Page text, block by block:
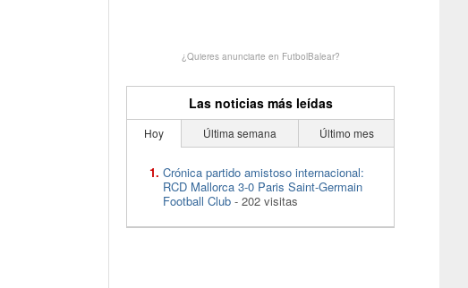
¿Quieres anunciarte en FutbolBalear?
Las noticias más leídas
Hoy Última semana Último mes
Crónica partido amistoso internacional:
RCD Mallorca 3-0 Paris Saint-Germain
Football Club - 202 visitas